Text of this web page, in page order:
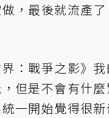
，最後就流產
：戰爭之影》
但是不會有什麼
一開始覺得很